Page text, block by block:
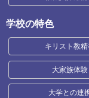
学校の特色
キリスト教
大家族体験
大学との連